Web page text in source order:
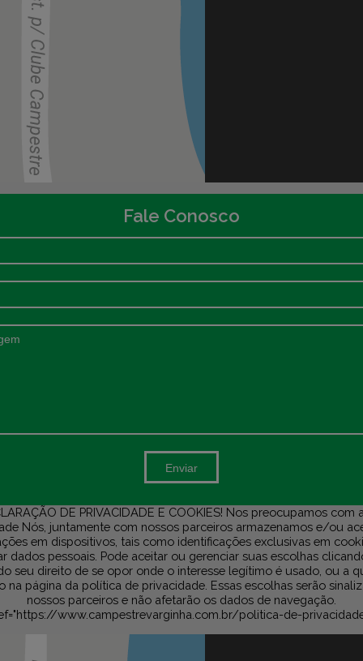
Fale Conosco
Enviar
DE PRIVACIDADE E COOKIES! Nos preocupamos com
Nós, juntamente com nossos parceiros armazenamos e/ou
em dispositivos, tais como identificações exclusivas em
dados pessoais. Pode aceitar ou gerenciar suas escolhas
seu direito de se opor onde o interesse legítimo é usado, ou a
na página da política de privacidade. Essas escolhas serão
nossos parceiros e não afetarão os dados de navegação.
www.campestrevarginha.com.br/politica-de-